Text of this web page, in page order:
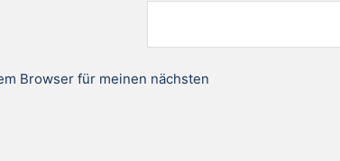
Browser für meinen nächsten